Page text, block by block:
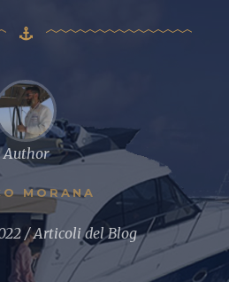
Author
MORANA
Articoli del Blog